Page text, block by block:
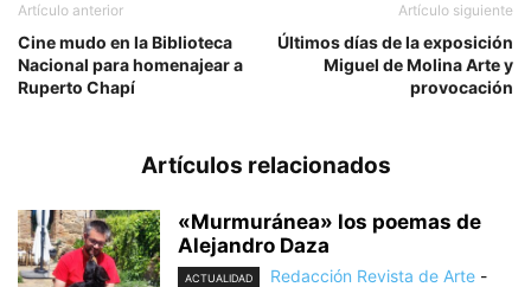
Artículo anterior
Cine mudo en la Biblioteca
Nacional para homenajear a
Ruperto Chapí
Artículo siguiente
Últimos días de la exposición
Miguel de Molina Arte y
provocación
Artículos relacionados
«Murmuránea» los poemas de
Alejandro Daza
ACTUALIDAD Redacción Revista de Arte -